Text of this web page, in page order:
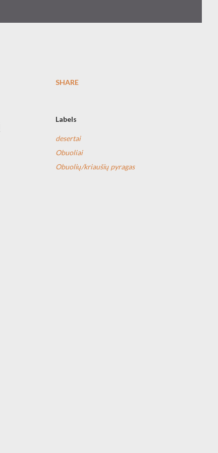
SHARE
Labels
desertai
Obuoliai
Obuolių/kriaušių pyragas